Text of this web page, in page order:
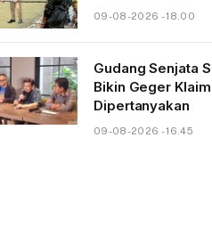
09-08-2026 - 18.00
Gudang Senjata
Bikin Geger
Dipertanyakan
09-08-2026 - 16.45